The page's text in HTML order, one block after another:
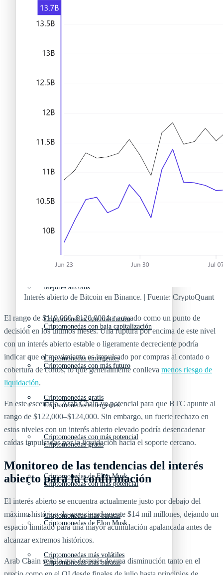
Shitcoins
Nuevas criptomonedas
Próximas criptomonedas en Coinbase
Criptomonedas que van a explotar en 2025
Mejores altcoins
Criptomonedas con más futuro
Criptomonedas emergentes
Criptomonedas gratis
Criptomonedas con más potencial
Criptomonedas de Elon Musk
Criptomonedas más baratas
Criptomonedas más volátiles
Memecoins de Solana
Shitcoins
Proyectos de criptomonedas
Próximas criptomonedas en Coinbase
Mejores altcoins
Criptomonedas con baja capitalización
Criptomonedas con más futuro
Criptomonedas emergentes
Criptomonedas gratis
Criptomonedas con más potencial
Criptomonedas de Elon Musk
Criptomonedas más baratas
Interés abierto de Bitcoin en Binance. | Fuente: CryptoQuant
El rango de $119,000–$120,000 ha actuado como un punto de
decisión en los últimos meses. Una ruptura por encima de este nivel
con un interés abierto estable o ligeramente decreciente podría
indicar que el movimiento es impulsado por compras al contado o
cobertura de cortos, lo que generalmente conlleva menos riesgo de
liquidación.
En este escenario, Arab Chain ve potencial para que BTC apunte al
rango de $122,000–$124,000. Sin embargo, un fuerte rechazo en
estos niveles con un interés abierto elevado podría desencadenar
caídas impulsadas por la liquidación hacia el soporte cercano.
Monitoreo de las tendencias del interés
abierto para la confirmación
El interés abierto se encuentra actualmente justo por debajo del
máximo histórico de aproximadamente $14 mil millones, dejando un
espacio limitado para una mayor acumulación apalancada antes de
alcanzar extremos históricos.
Arab Chain señala que después de una disminución tanto en el